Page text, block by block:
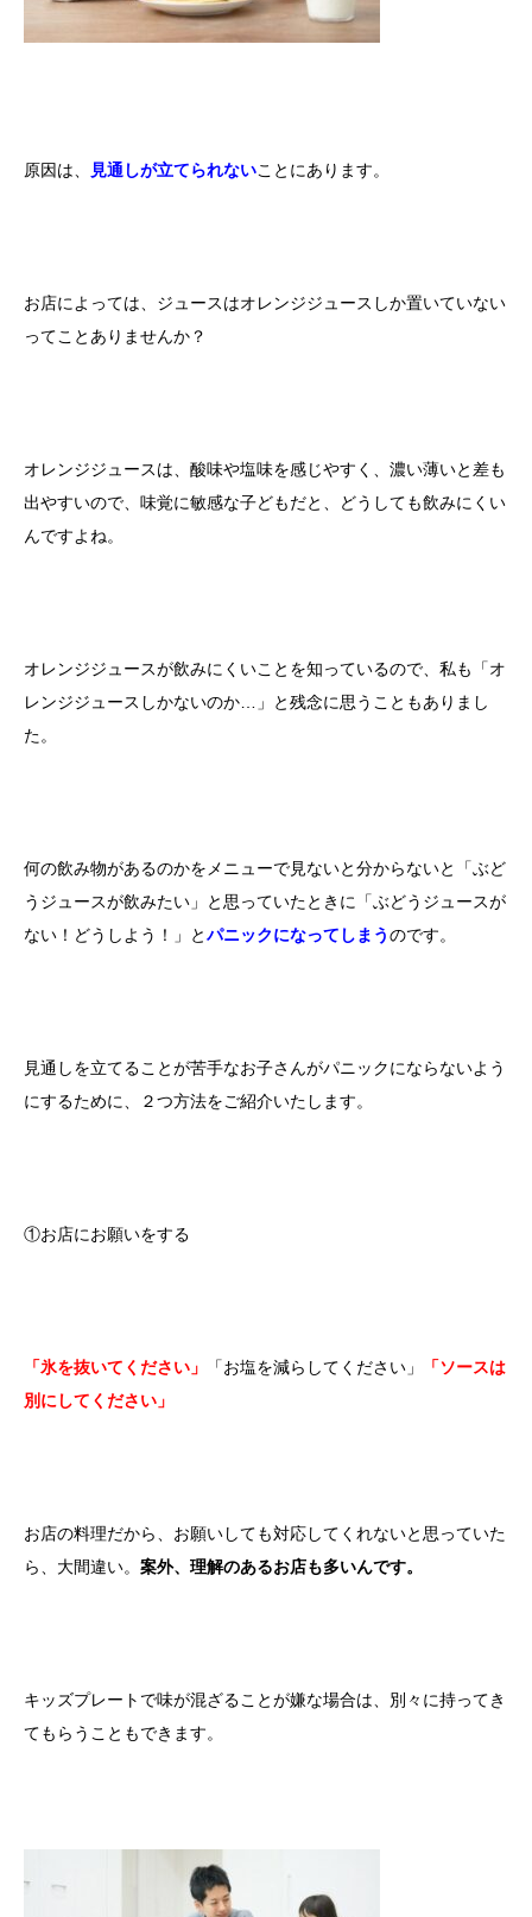
原因は、 見通しが立てられないことにあります。
お店によっては、ジュースはオレンジジュースしか置いていない
ってことありませんか？
オレンジジュースは、酸味や塩味を感じやすく、濃い薄いと差も
出やすいので、味覚に敏感な子どもだと、どうしても飲みにくい
んですよね。
オレンジジュースが飲みにくいことを知っているので、私も「オ
レンジジュースしかないのか…」と残念に思うこともありまし
た。
何の飲み物があるのかをメニューで見ないと分からないと「ぶど
うジュースが飲みたい」と思っていたときに「ぶどうジュースが
ない！どうしよう！」とパニックになってしまうのです。
見通しを立てることが苦手なお子さんがパニックにならないよう
にするために、２つ方法をご紹介いたします。
①お店にお願いをする
「氷を抜いてください」 「お塩を減らしてください」
「ソースは
別にしてください」
お店の料理だから、お願いしても対応してくれないと思っていた
ら、大間違い。 案外、理解のあるお店も多いんです。
キッズプレートで味が混ざることが嫌な場合は、別々に持ってき
てもらうこともできます。